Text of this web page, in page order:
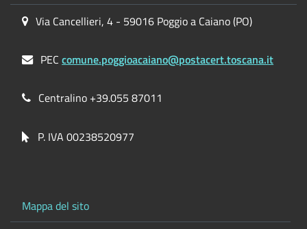
Via Cancellieri, 4 - 59016 Poggio a Caiano (PO)
PECcomune.poggioacaiano@postacert.toscana.it
Centralino +39.055 87011
P. IVA 00238520977
Mappa del sito